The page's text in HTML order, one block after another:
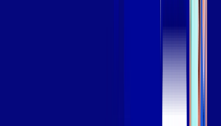
Assista filmes e séries em 4k sem interrupções